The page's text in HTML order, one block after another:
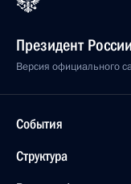
Президент России
Версия официального
События
Структура